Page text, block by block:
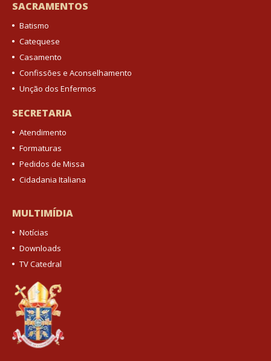
SACRAMENTOS
Batismo
Catequese
Casamento
Confissões e Aconselhamento
Unção dos Enfermos
SECRETARIA
Atendimento
Formaturas
Pedidos de Missa
Cidadania Italiana
MULTIMÍDIA
Notícias
Downloads
TV Catedral